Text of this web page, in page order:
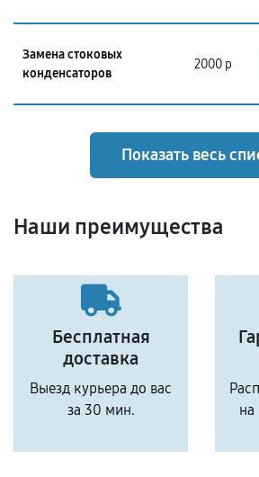
Замена стоковых
конденсаторов
2000 р
Показать весь
Наши преимущества
Бесплатная
доставка
Выезд курьера до вас
за 30 мин.
на